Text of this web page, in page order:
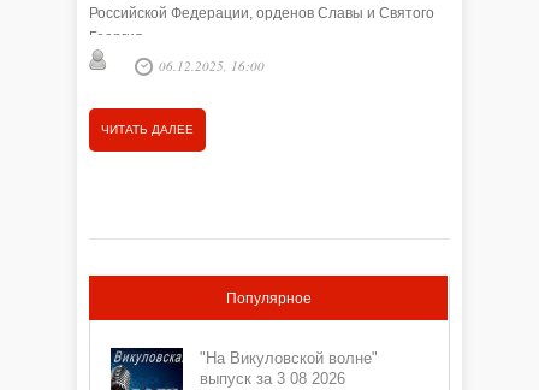
Российской Федерации, орденов Славы и Святого
Георгия.
06.12.2025, 16:00
ЧИТАТЬ ДАЛЕЕ
Популярное
"На Викуловской волне"
выпуск за 3 08 2026